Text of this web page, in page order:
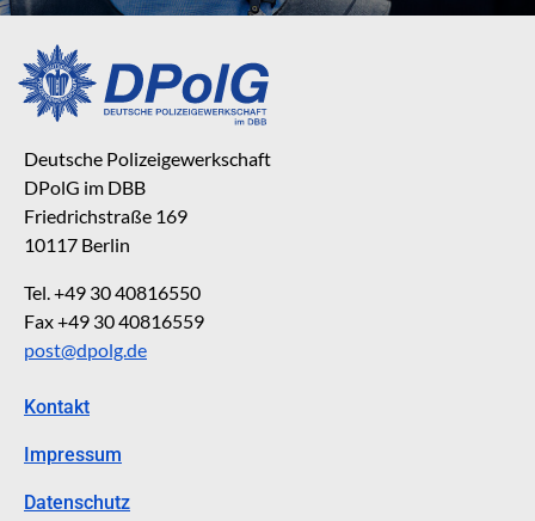
Deutsche Polizeigewerkschaft
DPolG im DBB
Friedrichstraße 169
10117 Berlin
Tel. +49 30 40816550
Fax +49 30 40816559
post@dpolg.de
Kontakt
Impressum
Datenschutz